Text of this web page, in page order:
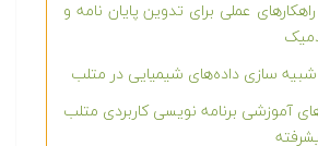
عملی برای تدوین پایان نامه و
سازی داده‌های شیمیایی در متلب
آموزشی برنامه نویسی کاربردی متلب